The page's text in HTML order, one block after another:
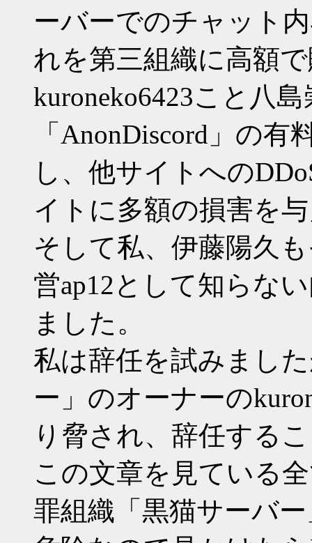
ーバーでのチャット
れを第三組織に高額
kuroneko6423こと八
「AnonDiscord」の有
し、他サイトへの
イトに多額の損害を
そして私、伊藤陽久
営ap12として知らな
ました。
私は辞任を試みまし
ー」のオーナーの
り脅され、辞任する
この文章を見ている
罪組織「黒猫サーバ